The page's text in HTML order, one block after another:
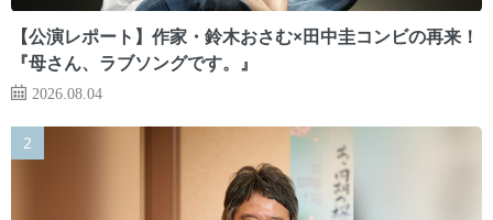
【公演レポート】作家・鈴木おさむ×田中圭コンビの再来！
『母さん、ラブソングです。』
2026.08.04